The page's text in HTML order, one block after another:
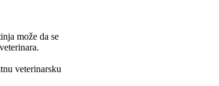
može da se
veterinarsku